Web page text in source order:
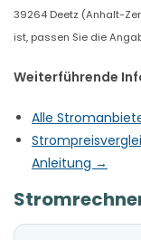
39264 Deetz (Anhalt-
ist, passen Sie die
Weiterführende
Alle
Anleitung →